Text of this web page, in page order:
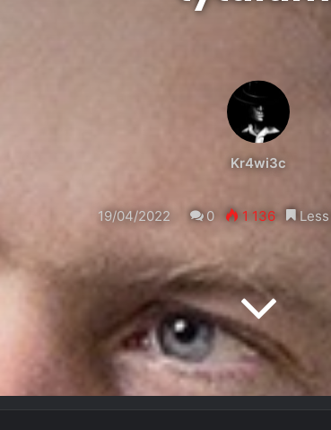
Kr4wi3c
19/04/2022 0 1 136